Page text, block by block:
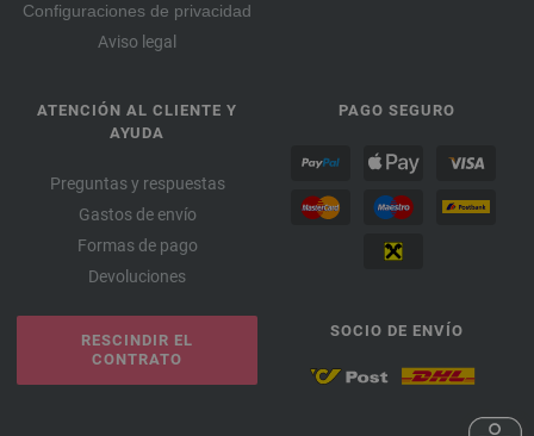
Configuraciones de privacidad
Aviso legal
ATENCIÓN AL CLIENTE Y
AYUDA
Preguntas y respuestas
Gastos de envío
Formas de pago
Devoluciones
RESCINDIR EL
CONTRATO
PAGO SEGURO
SOCIO DE ENVÍO